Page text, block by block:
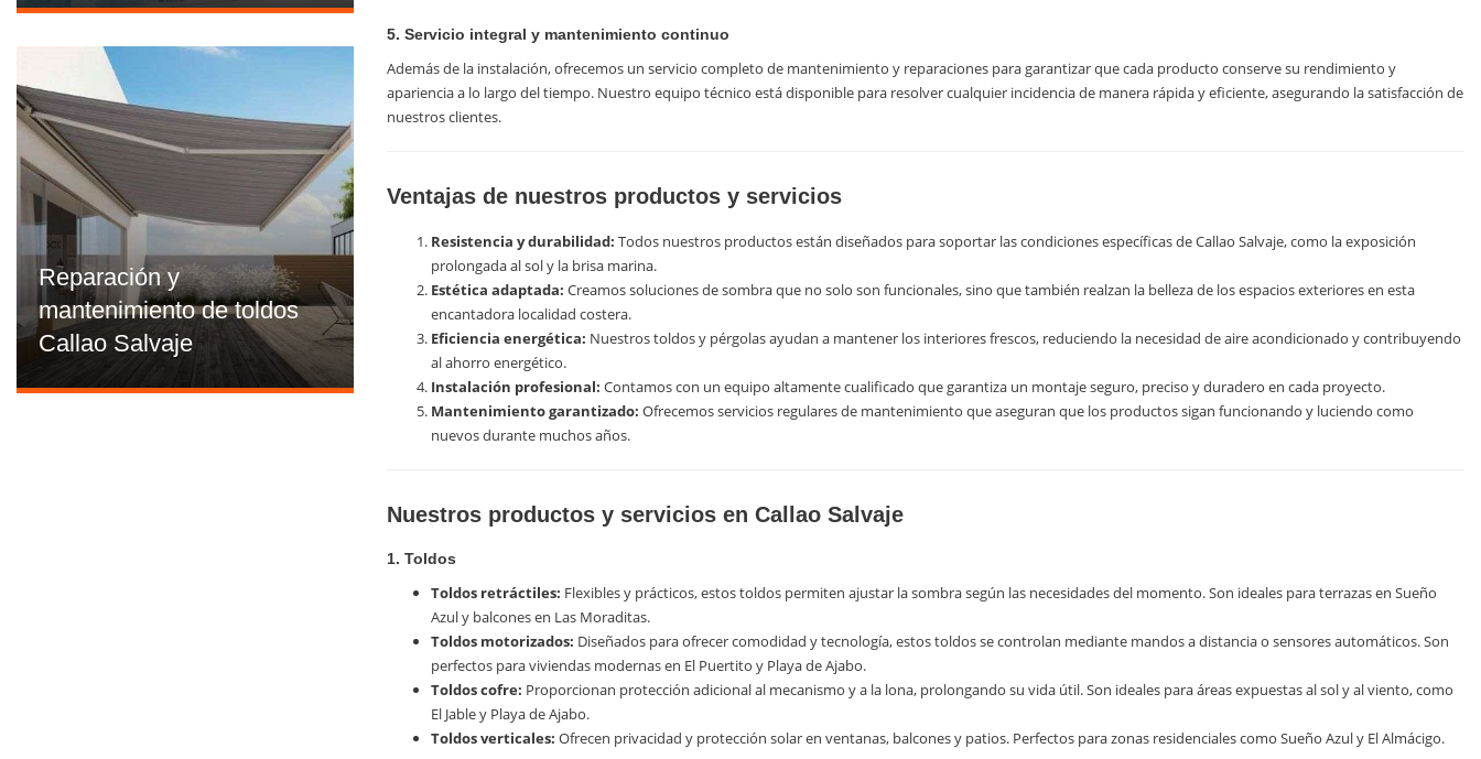
Reparación y
mantenimiento de toldos
Callao Salvaje
5. Servicio integral y mantenimiento continuo
Además de la instalación, ofrecemos un servicio completo de mantenimiento y reparaciones para garantizar que cada producto conserve su rendimiento y
apariencia a lo largo del tiempo. Nuestro equipo técnico está disponible para resolver cualquier incidencia de manera rápida y eficiente, asegurando la satisfacción de
nuestros clientes.
Ventajas de nuestros productos y servicios
Resistencia y durabilidad: Todos nuestros productos están diseñados para soportar las condiciones específicas de Callao Salvaje, como la exposición
prolongada al sol y la brisa marina.
Estética adaptada: Creamos soluciones de sombra que no solo son funcionales, sino que también realzan la belleza de los espacios exteriores en esta
encantadora localidad costera.
Eficiencia energética: Nuestros toldos y pérgolas ayudan a mantener los interiores frescos, reduciendo la necesidad de aire acondicionado y contribuyendo
al ahorro energético.
Instalación profesional: Contamos con un equipo altamente cualificado que garantiza un montaje seguro, preciso y duradero en cada proyecto.
Mantenimiento garantizado: Ofrecemos servicios regulares de mantenimiento que aseguran que los productos sigan funcionando y luciendo como
nuevos durante muchos años.
Nuestros productos y servicios en Callao Salvaje
1. Toldos
Toldos retráctiles: Flexibles y prácticos, estos toldos permiten ajustar la sombra según las necesidades del momento. Son ideales para terrazas en Sueño
Azul y balcones en Las Moraditas.
Toldos motorizados: Diseñados para ofrecer comodidad y tecnología, estos toldos se controlan mediante mandos a distancia o sensores automáticos. Son
perfectos para viviendas modernas en El Puertito y Playa de Ajabo.
Toldos cofre: Proporcionan protección adicional al mecanismo y a la lona, prolongando su vida útil. Son ideales para áreas expuestas al sol y al viento, como
El Jable y Playa de Ajabo.
Toldos verticales: Ofrecen privacidad y protección solar en ventanas, balcones y patios. Perfectos para zonas residenciales como Sueño Azul y El Almácigo.